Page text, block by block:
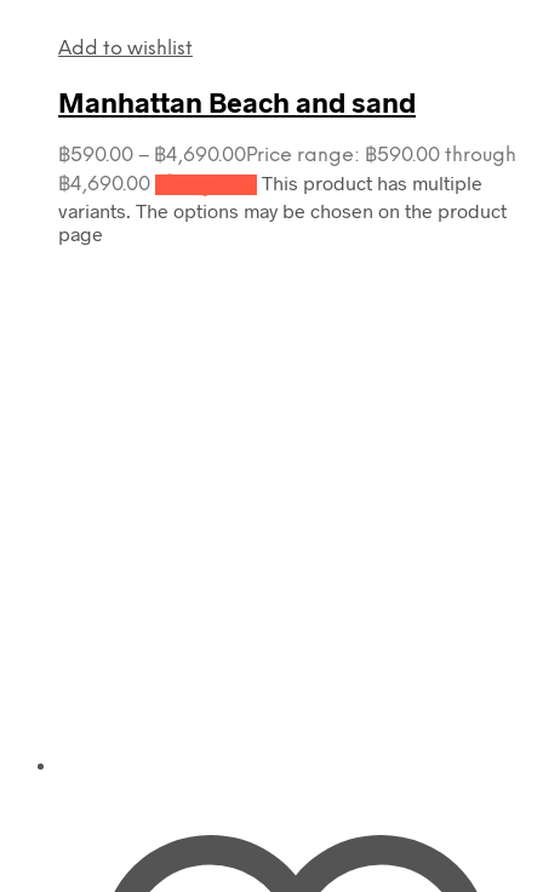
Add to wishlist
Manhattan Beach and sand
฿590.00 – ฿4,690.00Price range: ฿590.00 through
฿4,690.00
This product has multiple
variants. The options may be chosen on the product
page